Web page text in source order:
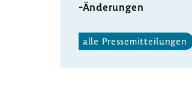
-​Änderungen
alle Pres­se­mit­tei­lungen